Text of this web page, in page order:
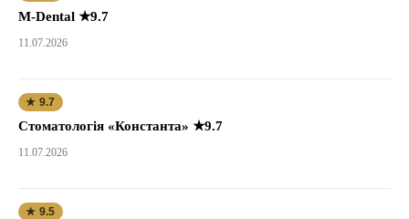
M-Dental ★9.7
11.07.2026
★ 9.7
Стоматологія «Константа» ★9.7
11.07.2026
★ 9.5